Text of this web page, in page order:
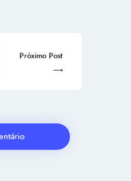
Próximo Post